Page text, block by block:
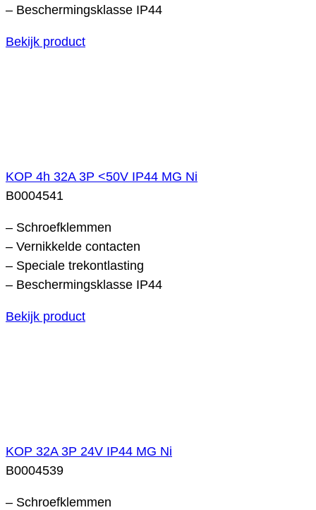
– Beschermingsklasse IP44
Bekijk product
KOP 4h 32A 3P <50V IP44 MG Ni
B0004541
– Schroefklemmen
– Vernikkelde contacten
– Speciale trekontlasting
– Beschermingsklasse IP44
Bekijk product
KOP 32A 3P 24V IP44 MG Ni
B0004539
– Schroefklemmen